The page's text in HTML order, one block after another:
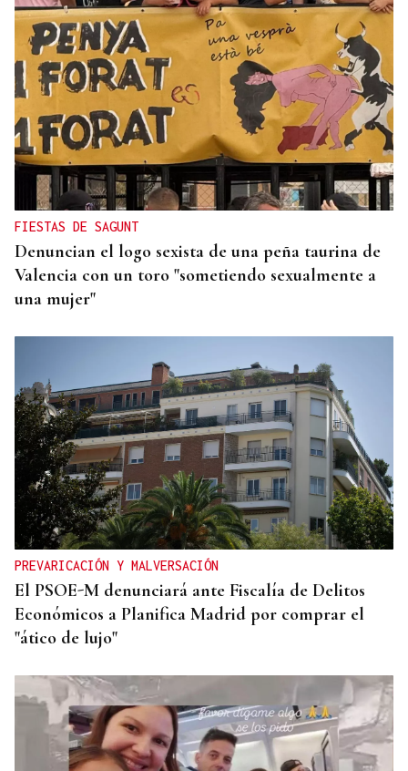
SENTENCIA JUDICIAL
Las retiradas de dinero en cajeros de Ourense
resuelven una estafa en Burgos
FIESTAS DE SAGUNT
Denuncian el logo sexista de una peña taurina de
Valencia con un toro "sometiendo sexualmente a
una mujer"
PREVARICACIÓN Y MALVERSACIÓN
El PSOE-M denunciará ante Fiscalía de Delitos
Económicos a Planifica Madrid por comprar el
"ático de lujo"